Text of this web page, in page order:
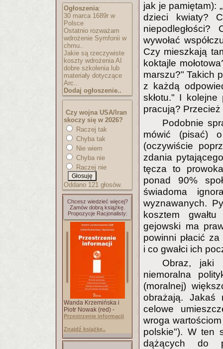
Ogłoszenia:
30 marca 1689r w
Polsce
Ostatnio rozważam
wdrożenie Symfonii w
chmu..
Jakie są rzeczywiste
koszty wdrożenia AI
dobre szkolenia lub
materiały dotyczące
Arc..
Dodaj ogłoszenie..
Czy wojna USA/Iran
skoczy się w 2026?
Raczej tak
Chyba tak
Nie wiem
Chyba nie
Raczej nie
Oddano 121 głosów.
Chcesz wiedzieć więcej?
Zamów dobrą książkę.
Propozycje Racjonalisty:
Wanda Krzemińska i
Piotr Nowak (red) -
Przestrzenie informacji
Znajdź książkę..
jak je pamiętam):
dzieci kwiaty?
wywołać
Czy mieszkają
koktajle
marszu?" Takich
z każdą
skłotu." I
pracują?
Podobnie
mówić (pisać)
(oczywiście
zdania
tęcza to
ponad 90%
świadoma
wyznawanych.
kosztem
gejowski ma
powinni płacić
i co gwałci ich
Obraz, jaki
niemoralna
(moralnej)
obrażają. Jakaś
celowe
wroga
polskie"). W ten
dążących do